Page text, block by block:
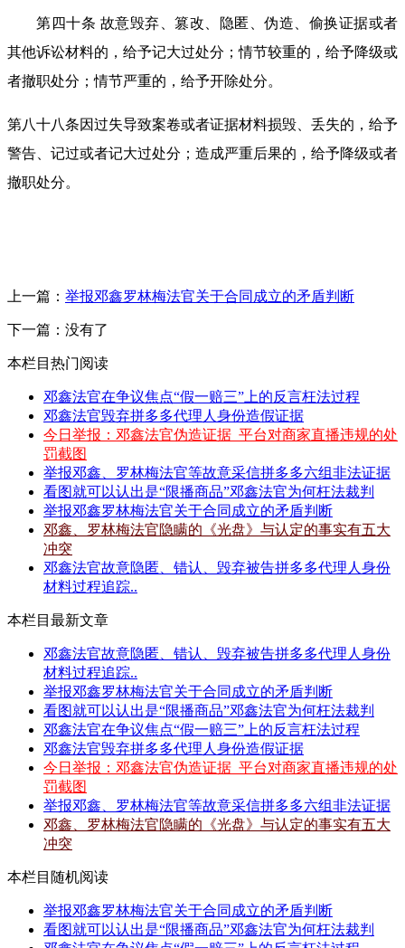
第四十条 故意毁弃、篡改、隐匿、伪造、偷换证据或者
其他诉讼材料的， 给予记大过处分；情节较重的 ，给予降级或
者撤职处分；情节严重的，给予开除处分。
第八十八条因过失导致案卷或者证据材料损毁、丢失的，给予
警告、记过或者记大过处分；造成严重后果的，给予降级或者
撤职处分。
上一篇： 举报邓鑫罗林梅法官关于合同成立的矛盾判断
下一篇：没有了
本栏目热门阅读
邓鑫法官在争议焦点“假一赔三”上的反言枉法过程
邓鑫法官毁弃拼多多代理人身份造假证据
今日举报：邓鑫法官伪造证据_平台对商家直播违规的处
罚截图
举报邓鑫、罗林梅法官等故意采信拼多多六组非法证据
看图就可以认出是“限播商品”邓鑫法官为何枉法裁判
举报邓鑫罗林梅法官关于合同成立的矛盾判断
邓鑫、罗林梅法官隐瞒的《光盘》与认定的事实有五大
冲突
邓鑫法官故意隐匿、错认、毁弃被告拼多多代理人身份
材料过程追踪..
本栏目最新文章
邓鑫法官故意隐匿、错认、毁弃被告拼多多代理人身份
材料过程追踪..
举报邓鑫罗林梅法官关于合同成立的矛盾判断
看图就可以认出是“限播商品”邓鑫法官为何枉法裁判
邓鑫法官在争议焦点“假一赔三”上的反言枉法过程
邓鑫法官毁弃拼多多代理人身份造假证据
今日举报：邓鑫法官伪造证据_平台对商家直播违规的处
罚截图
举报邓鑫、罗林梅法官等故意采信拼多多六组非法证据
邓鑫、罗林梅法官隐瞒的《光盘》与认定的事实有五大
冲突
本栏目随机阅读
举报邓鑫罗林梅法官关于合同成立的矛盾判断
看图就可以认出是“限播商品”邓鑫法官为何枉法裁判